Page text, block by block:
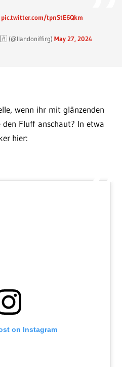
pic.twitter.com/tpnStE6Qkm
(@llandoniffirg) May 27, 2024
wenn ihr mit glänzenden
den Fluff anschaut? In etwa
hier:
on Instagram